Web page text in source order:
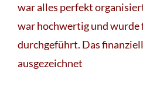
war alles perfekt
war hochwertig und wurde
durchgeführt. Das
ausgezeichnet